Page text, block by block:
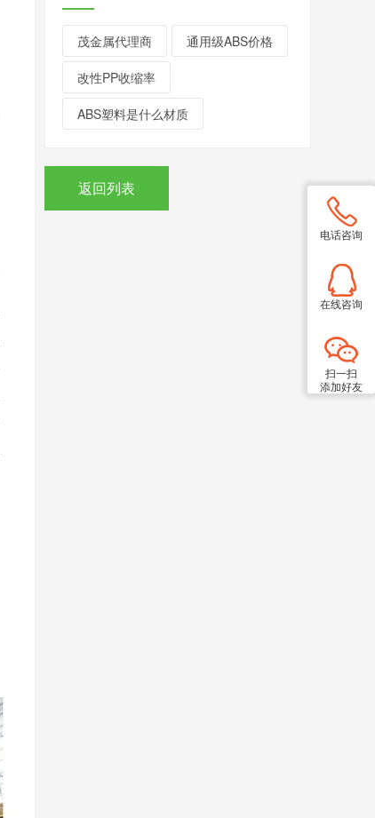
茂金属代理商 通用级ABS价格
改性PP收缩率
ABS塑料是什么材质
返回列表
电话咨询
在线咨询
扫一扫
添加好友